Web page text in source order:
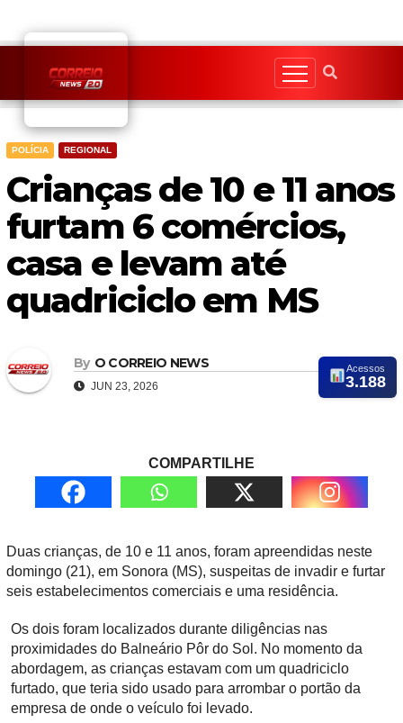
content
POLÍCIA REGIONAL
Crianças de 10 e 11 anos
furtam 6 comércios,
casa e levam até
quadriciclo em MS
By O CORREIO NEWS
JUN 23, 2026
Acessos
3.188
COMPARTILHE
Duas crianças, de 10 e 11 anos, foram apreendidas neste
domingo (21), em Sonora (MS), suspeitas de invadir e furtar
seis estabelecimentos comerciais e uma residência.
Os dois foram localizados durante diligências nas
proximidades do Balneário Pôr do Sol. No momento da
abordagem, as crianças estavam com um quadriciclo
furtado, que teria sido usado para arrombar o portão da
empresa de onde o veículo foi levado.